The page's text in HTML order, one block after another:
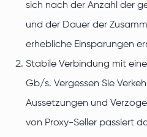
sich nach der Anzahl der
und der Dauer der
erhebliche Einsparungen
Stabile Verbindung mit
Gb/s. Vergessen Sie
Aussetzungen und
von Proxy-Seller passiert